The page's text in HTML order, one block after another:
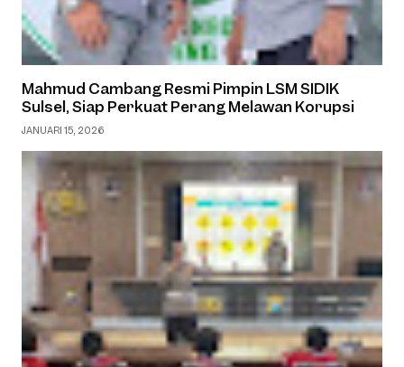
Mahmud Cambang Resmi Pimpin LSM SIDIK
Sulsel, Siap Perkuat Perang Melawan Korupsi
JANUARI 15, 2026